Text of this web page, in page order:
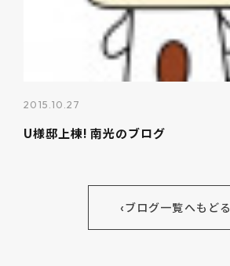
2015.10.27
U様邸上棟! 南光のブログ
‹ブログ一覧へもどる